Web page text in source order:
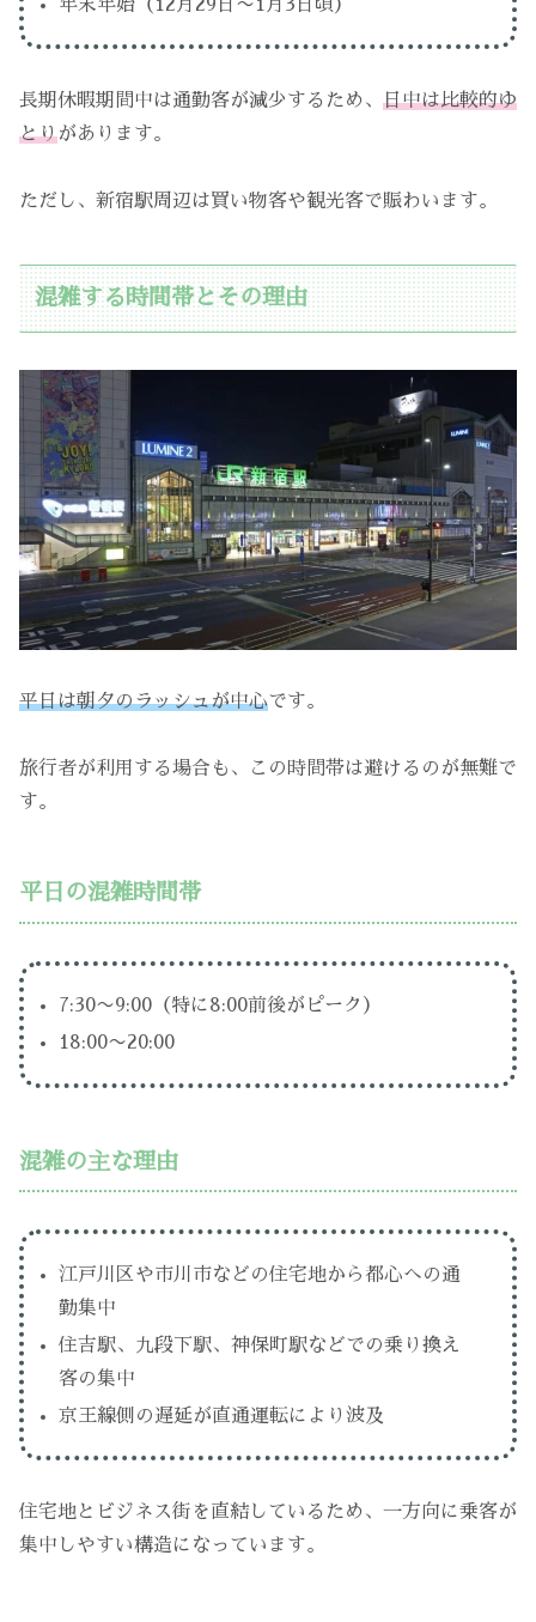
年末年始（12月29日〜1月3日頃）
長期休暇期間中は通勤客が減少するため、 日中は比較的ゆ
とりがあります。
ただし、新宿駅周辺は買い物客や観光客で賑わいます。
混雑する時間帯とその理由
平日は朝夕のラッシュが中心です。
旅行者が利用する場合も、この時間帯は避けるのが無難で
す。
平日の混雑時間帯
7:30〜9:00（特に8:00前後がピーク）
18:00〜20:00
混雑の主な理由
江戸川区や市川市などの住宅地から都心への通
勤集中
住吉駅、九段下駅、神保町駅などでの乗り換え
客の集中
京王線側の遅延が直通運転により波及
住宅地とビジネス街を直結しているため、一方向に乗客が
集中しやすい構造になっています。